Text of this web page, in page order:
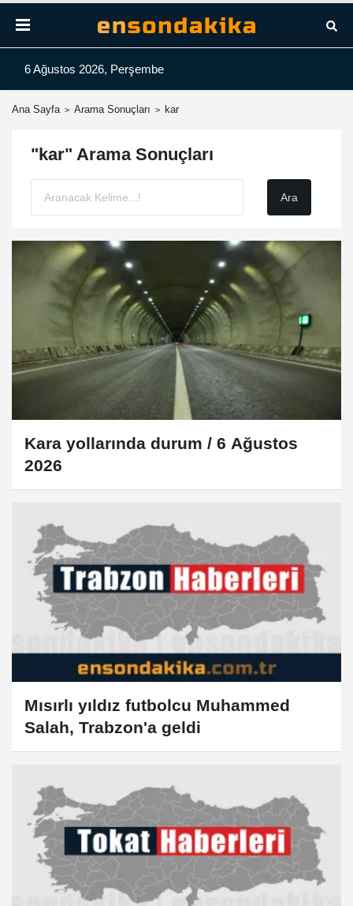
6 Ağustos 2026, Perşembe
Ana Sayfa Arama Sonuçları kar
"kar" Arama Sonuçları
Kara yollarında durum / 6 Ağustos
2026
Mısırlı yıldız futbolcu Muhammed
Salah, Trabzon'a geldi